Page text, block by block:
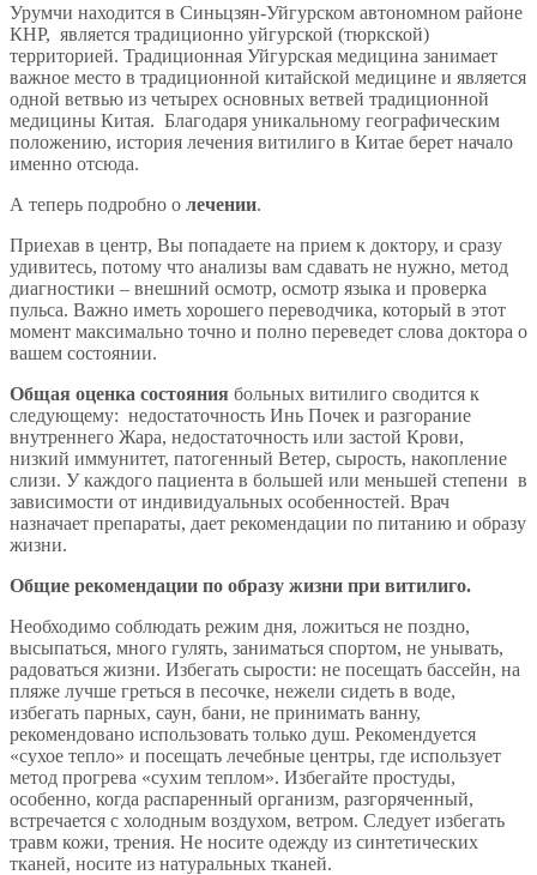
Урумчи находится в Синьцзян-Уйгурском автономном районе
КНР, является традиционно уйгурской (тюркской)
территорией. Традиционная Уйгурская медицина занимает
важное место в традиционной китайской медицине и является
одной ветвью из четырех основных ветвей традиционной
медицины Китая. Благодаря уникальному географическим
положению, история лечения витилиго в Китае берет начало
именно отсюда.
А теперь подробно о лечении.
Приехав в центр, Вы попадаете на прием к доктору, и сразу
удивитесь, потому что анализы вам сдавать не нужно, метод
диагностики – внешний осмотр, осмотр языка и проверка
пульса. Важно иметь хорошего переводчика, который в этот
момент максимально точно и полно переведет слова доктора о
вашем состоянии.
Общая оценка состояния больных витилиго сводится к
следующему: недостаточность Инь Почек и разгорание
внутреннего Жара, недостаточность или застой Крови,
низкий иммунитет, патогенный Ветер, сырость, накопление
слизи. У каждого пациента в большей или меньшей степени в
зависимости от индивидуальных особенностей. Врач
назначает препараты, дает рекомендации по питанию и образу
жизни.
Общие рекомендации по образу жизни при витилиго.
Необходимо соблюдать режим дня, ложиться не поздно,
высыпаться, много гулять, заниматься спортом, не унывать,
радоваться жизни. Избегать сырости: не посещать бассейн, на
пляже лучше греться в песочке, нежели сидеть в воде,
избегать парных, саун, бани, не принимать ванну,
рекомендовано использовать только душ. Рекомендуется
«сухое тепло» и посещать лечебные центры, где использует
метод прогрева «сухим теплом». Избегайте простуды,
особенно, когда распаренный организм, разгоряченный,
встречается с холодным воздухом, ветром. Следует избегать
травм кожи, трения. Не носите одежду из синтетических
тканей, носите из натуральных тканей.